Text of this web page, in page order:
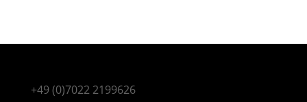
+49 (0)7022 2199626